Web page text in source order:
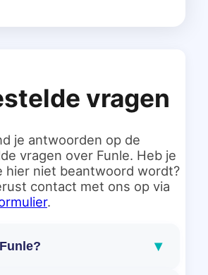
vragen
je antwoorden op de
vragen over Funle. Heb je
hier niet beantwoord wordt?
contact met ons op via
.
▾